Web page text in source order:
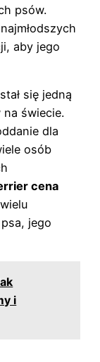
psów.
aby jego
się jedną
świecie.
dla
osób
cena
jego
i